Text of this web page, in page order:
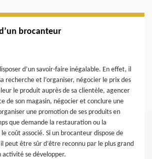
brocanteur
d’un savoir-faire inégalable. En effet, il
recherche et l’organiser, négocier le prix des
le produit auprès de sa clientèle, agencer
de son magasin, négocier et conclure une
une promotion de ses produits en
que demande la restauration ou la
coût associé. Si un brocanteur dispose de
peut être sûr d’être reconnu par le plus grand
activité se développer.